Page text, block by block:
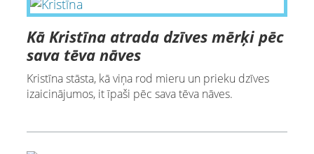
Kā Kristīna atrada dzīves mērķi pēc
sava tēva nāves
Kristīna stāsta, kā viņa rod mieru un prieku dzīves
izaicinājumos, it īpaši pēc sava tēva nāves.